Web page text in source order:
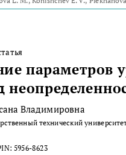
параметров
Владимировна
технический
5956-8623